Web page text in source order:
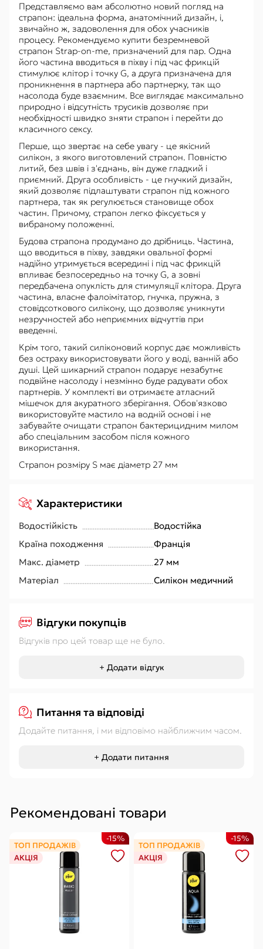
Представляємо вам абсолютно новий погляд на
страпон: ідеальна форма, анатомічний дизайн, і,
звичайно ж, задоволення для обох учасників
процесу. Рекомендуємо купити безремневой
страпон Strap-on-me, призначений для пар. Одна
його частина вводиться в піхву і під час фрикцій
стимулює клітор і точку G, а друга призначена для
проникнення в партнера або партнерку, так що
насолода буде взаємним. Все виглядає максимально
природно і відсутність трусиків дозволяє при
необхідності швидко зняти страпон і перейти до
класичного сексу.
Перше, що звертає на себе увагу - це якісний
силікон, з якого виготовлений страпон. Повністю
литий, без швів і з'єднань, він дуже гладкий і
приємний. Друга особливість - це гнучкий дизайн,
який дозволяє підлаштувати страпон під кожного
партнера, так як регулюється становище обох
частин. Причому, страпон легко фіксується у
вибраному положенні.
Будова страпона продумано до дрібниць. Частина,
що вводиться в піхву, завдяки овальної формі
надійно утримується всередині і під час фрикцій
впливає безпосередньо на точку G, а зовні
передбачена опуклість для стимуляції клітора. Друга
частина, власне фалоімітатор, гнучка, пружна, з
стовідсоткового силікону, що дозволяє уникнути
незручностей або неприємних відчуттів при
введенні.
Крім того, такий силіконовий корпус дає можливість
без остраху використовувати його у воді, ванній або
душі. Цей шикарний страпон подарує незабутнє
подвійне насолоду і незмінно буде радувати обох
партнерів. У комплекті ви отримаєте атласний
мішечок для акуратного зберігання. Обов'язково
використовуйте мастило на водній основі і не
забувайте очищати страпон бактерицидним милом
або спеціальним засобом після кожного
використання.
Страпон розміру S має діаметр 27 мм
Характеристики
Водостійкість
Водостійка
Країна походження
Франція
Макс. діаметр
27 мм
Матеріал
Силікон медичний
Відгуки покупців
Відгуків про цей товар ще не було.
+ Додати відгук
Питання та відповіді
Додайте питання, і ми відповімо найближчим часом.
+ Додати питання
Рекомендовані товари
ТОП ПРОДАЖІВ
АКЦІЯ
-15%
ТОП ПРОДАЖІВ
АКЦІЯ
-15%